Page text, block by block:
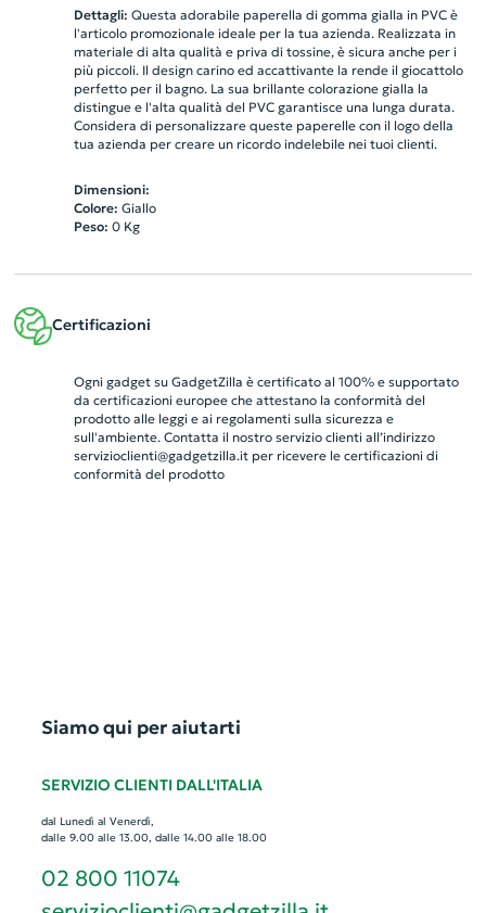
Dettagli: Questa adorabile paperella di gomma gialla in PVC è
l'articolo promozionale ideale per la tua azienda. Realizzata in
materiale di alta qualità e priva di tossine, è sicura anche per i
più piccoli. Il design carino ed accattivante la rende il giocattolo
perfetto per il bagno. La sua brillante colorazione gialla la
distingue e l'alta qualità del PVC garantisce una lunga durata.
Considera di personalizzare queste paperelle con il logo della
tua azienda per creare un ricordo indelebile nei tuoi clienti.
Dimensioni:
Colore: Giallo
Peso: 0Kg
Certificazioni
Ogni gadget su GadgetZilla è certificato al 100% e supportato
da certificazioni europee che attestano la conformità del
prodotto alle leggi e ai regolamenti sulla sicurezza e
sull'ambiente. Contatta il nostro servizio clienti all’indirizzo
servizioclienti@gadgetzilla.itper ricevere le certificazioni di
conformità del prodotto
Siamo qui per aiutarti
SERVIZIO CLIENTI DALL'ITALIA
dal Lunedì al Venerdì,
dalle 9.00 alle 13.00, dalle 14.00 alle 18.00
02 800 11074